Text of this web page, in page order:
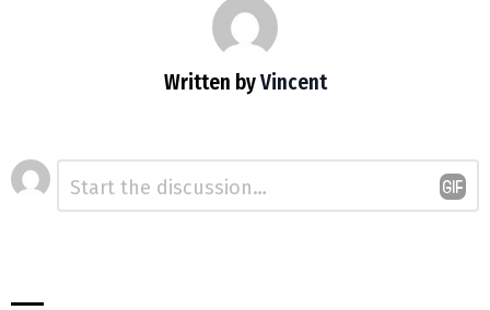
Written byVincent
Laisser
un
commentaire